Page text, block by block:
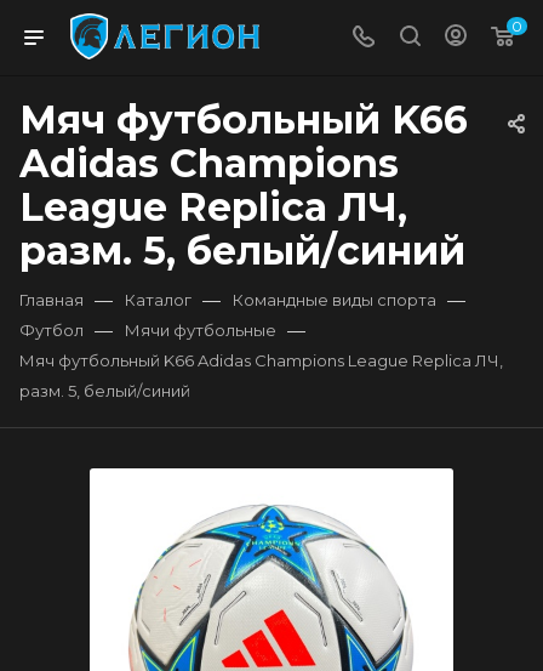
0
Мяч футбольный K66
Adidas Champions
League Replica ЛЧ,
разм. 5, белый/синий
Главная — Каталог — Командные виды спорта —
Футбол — Мячи футбольные —
Мяч футбольный K66 Adidas Champions League Replica ЛЧ,
разм. 5, белый/синий